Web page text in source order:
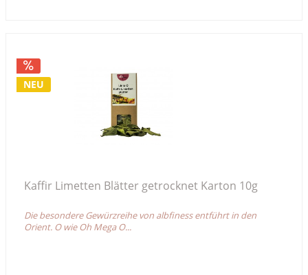
NEU
Kaffir Limetten Blätter getrocknet Karton 10g
Die besondere Gewürzreihe von albfiness entführt in den
Orient. O wie Oh Mega O...